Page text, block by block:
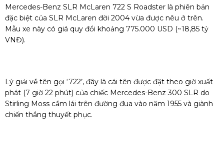
Mercedes-Benz SLR McLaren 722 S Roadster là phiên bản
đặc biệt của SLR McLaren đời 2004 vừa được nêu ở trên.
Mẫu xe này có giá quy đổi khoảng 775.000 USD (~18,85 tỷ
VNĐ).
Lý giải về tên gọi ‘722’, đây là cái tên được đặt theo giờ xuất
phát (7 giờ 22 phút) của chiếc Mercedes-Benz 300 SLR do
Stirling Moss cầm lái trên đường đua vào năm 1955 và giành
chiến thắng thuyết phục.